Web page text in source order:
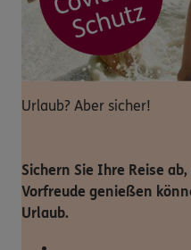
Urlaub? Aber sicher!
Sichern Sie Ihre Reise
Vorfreude genießen
Urlaub.